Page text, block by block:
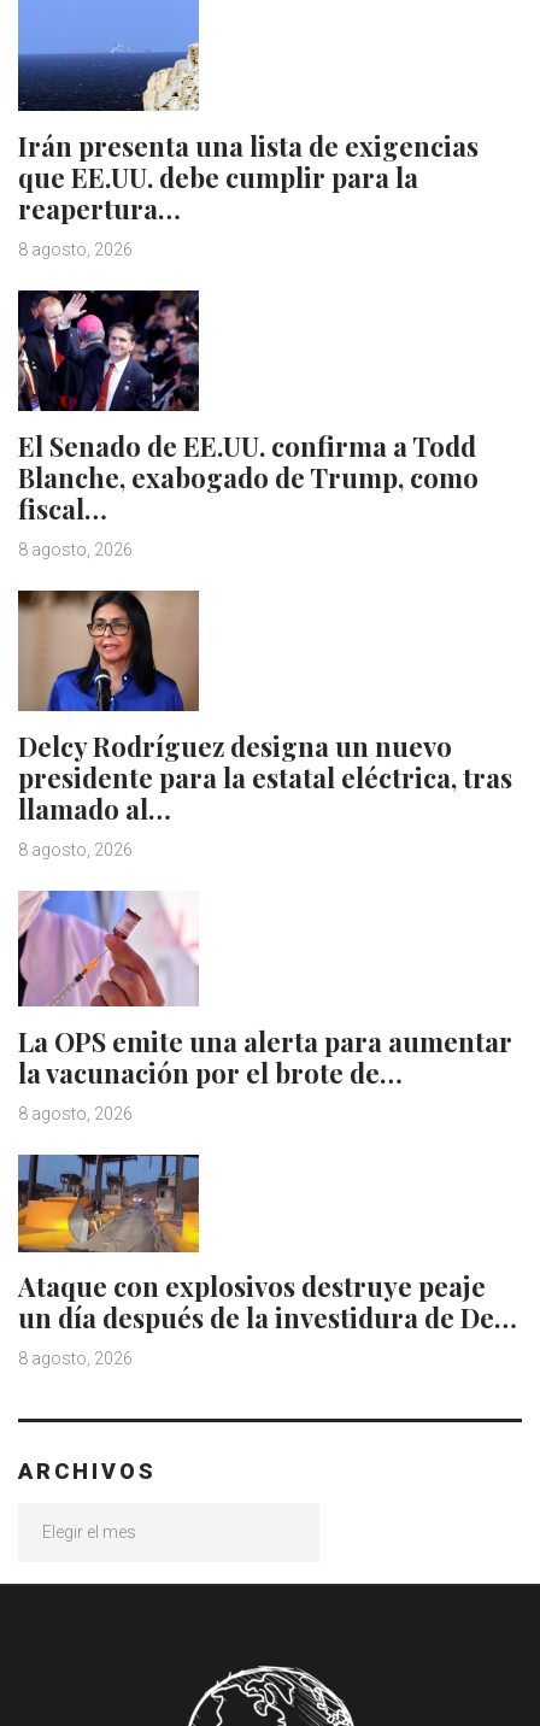
Irán presenta una lista de exigencias
que EE.UU. debe cumplir para la
reapertura…
8 agosto, 2026
El Senado de EE.UU. confirma a Todd
Blanche, exabogado de Trump, como
fiscal…
8 agosto, 2026
Delcy Rodríguez designa un nuevo
presidente para la estatal eléctrica, tras
llamado al…
8 agosto, 2026
La OPS emite una alerta para aumentar
la vacunación por el brote de…
8 agosto, 2026
Ataque con explosivos destruye peaje
un día después de la investidura de De…
8 agosto, 2026
ARCHIVOS